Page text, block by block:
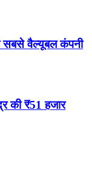
सबसे वैल्यूबल कंपनी
की ₹51 हजार